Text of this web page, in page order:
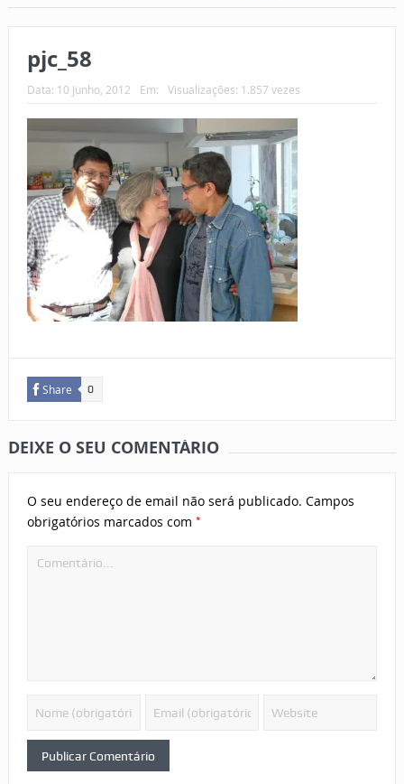
pjc_58
Data: 10 Junho, 2012 Em: Visualizações: 1.857 vezes
Share 0
DEIXE O SEU COMENTÁRIO
O seu endereço de email não será publicado. Campos
obrigatórios marcados com *